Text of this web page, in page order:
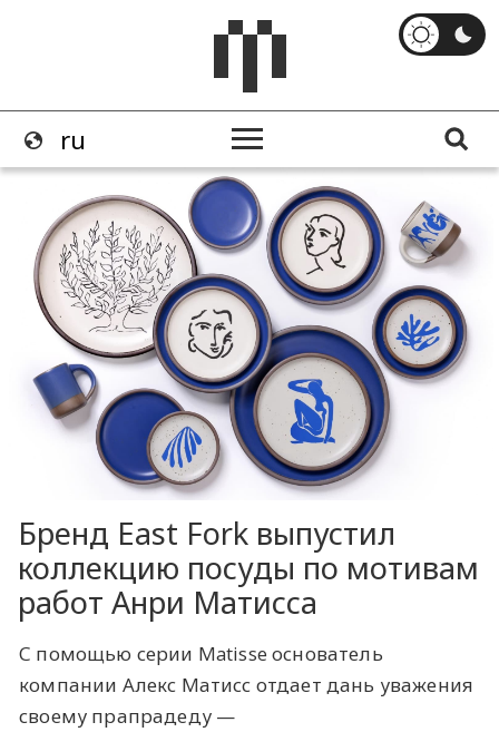
Бренд East Fork выпустил
коллекцию посуды по мотивам
работ Анри Матисса
С помощью серии Matisse основатель
компании Алекс Матисс отдает дань уважения
своему прапрадеду —